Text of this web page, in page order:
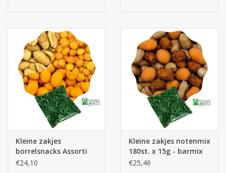
Kleine zakjes
borrelsnacks Assorti
180st.
€24,10
Kleine zakjes notenmix
180st. x 15g - barmix
€25,46